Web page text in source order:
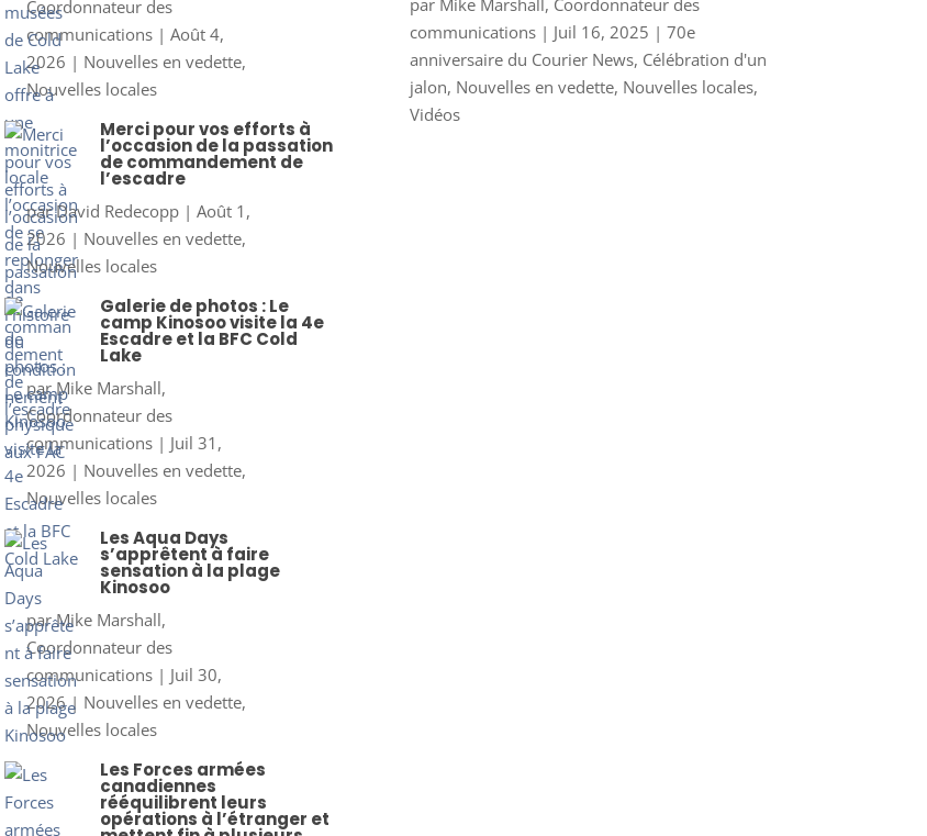
Coordonnateur des
communications| Août 4,
2026 | Nouvelles en vedette,
Nouvelles locales
Merci pour vos efforts à
l’occasion de la passation
de commandement de
l’escadre
parDavid Redecopp| Août 1,
2026 | Nouvelles en vedette,
Nouvelles locales
Galerie de photos : Le
camp Kinosoo visite la 4e
Escadre et la BFC Cold
Lake
parMike Marshall,
Coordonnateur des
communications| Juil 31,
2026 | Nouvelles en vedette,
Nouvelles locales
Les Aqua Days
s’apprêtent à faire
sensation à la plage
Kinosoo
parMike Marshall,
Coordonnateur des
communications| Juil 30,
2026| Nouvelles en vedette,
Nouvelles locales
Les Forces armées
canadiennes
rééquilibrent leurs
opérations à l’étranger et
communications| Juil 16, 2025 | 70e
anniversaire du Courier News, Célébration d'un
jalon, Nouvelles en vedette, Nouvelles locales,
Vidéos